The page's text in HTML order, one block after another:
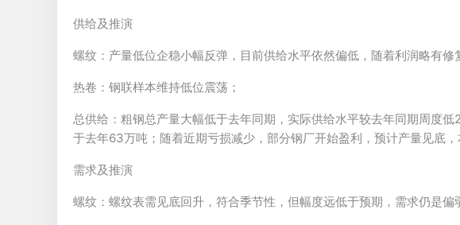
供给及推演
螺纹：产量低位企稳小幅反弹，目前供给水平依然偏低，随着利润略有修
热卷：钢联样本维持低位震荡；
总供给：粗钢总产量大幅低于去年同期，实际供给水平较去年同期周度
于去年63万吨；随着近期亏损减少，部分钢厂开始盈利，预计产量见底，
需求及推演
螺纹：螺纹表需见底回升，符合季节性，但幅度远低于预期，需求仍是偏